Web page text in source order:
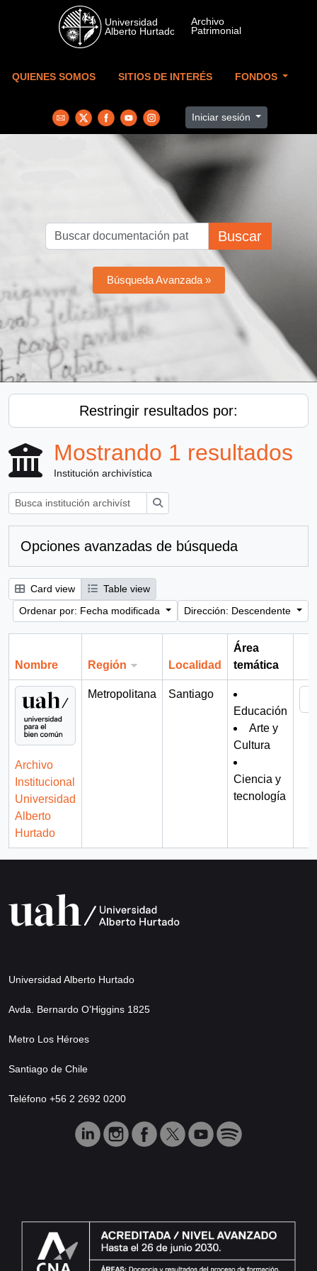
Skip to main content
QUIENES SOMOS SITIOS DE INTERÉS FONDOS
Iniciar sesión
Buscar
Búsqueda Avanzada »
Restringir resultados por:
Mostrando 1 resultados
Institución archivística
Opciones avanzadas de búsqueda
Card view
Table view
Ordenar por: Fecha modificada
Dirección: Descendente
Nombre Región Localidad
Área
temática
Archivo
Institucional
Universidad
Alberto
Hurtado
Metropolitana
Santiago
Educación
Arte y
Cultura
Ciencia y
tecnología
Universidad Alberto Hurtado
Avda. Bernardo O’Higgins 1825
Metro Los Héroes
Santiago de Chile
Teléfono +56 2 2692 0200